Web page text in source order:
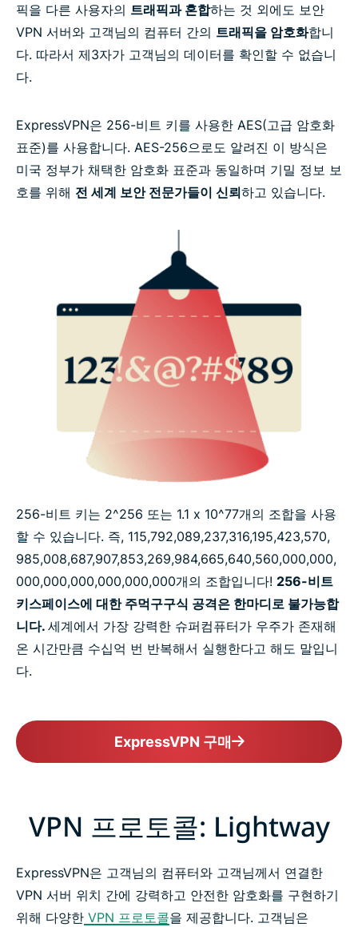
VPN 사용에 대해 더 자세히 알아보세요
최고의 암호화 VPN을 사용하실 준비가 되셨나요?
픽을 다른 사용자의 트래픽과 혼합하는 것 외에도 보안
VPN 서버와 고객님의 컴퓨터 간의 트래픽을 암호화합니
다. 따라서 제3자가 고객님의 데이터를 확인할 수 없습니
다.
ExpressVPN은 256-비트 키를 사용한 AES(고급 암호화
표준)를 사용합니다. AES-256으로도 알려진 이 방식은
미국 정부가 채택한 암호화 표준과 동일하며 기밀 정보 보
호를 위해 전 세계 보안 전문가들이 신뢰하고 있습니다.
256-비트 키는 2^256 또는 1.1 x 10^77개의 조합을 사용
할 수 있습니다. 즉, 115,​792,​089,​237,​316,​195,​423,​570,​
985,​008,​687,​907,​853,​269,​984,​665,​640,​560,​000,​000,​
000,​000,​000,​000,​000,​000개의 조합입니다! 256-비트
키스페이스에 대한 주먹구구식 공격은 한마디로 불가능합
니다. 세계에서 가장 강력한 슈퍼컴퓨터가 우주가 존재해
온 시간만큼 수십억 번 반복해서 실행한다고 해도 말입니
다.
ExpressVPN 구매
VPN 프로토콜: Lightway
ExpressVPN은 고객님의 컴퓨터와 고객님께서 연결한
VPN 서버 위치 간에 강력하고 안전한 암호화를 구현하기
위해 다양한 VPN 프로토콜을 제공합니다. 고객님은